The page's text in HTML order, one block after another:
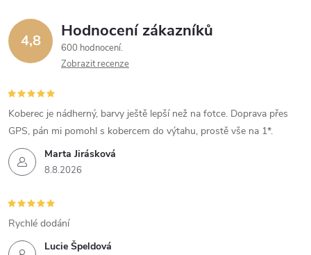
4,8 Hodnocení zákazníků
600 hodnocení
Zobrazit recenze
Marta Jirásková
8.8.2026
Koberec je nádherný, barvy ještě lepší než na fotce. Doprava přes
GPS, pán mi pomohl s kobercem do výtahu, prostě vše na 1*.
Lucie Špeldová
Rychlé dodání